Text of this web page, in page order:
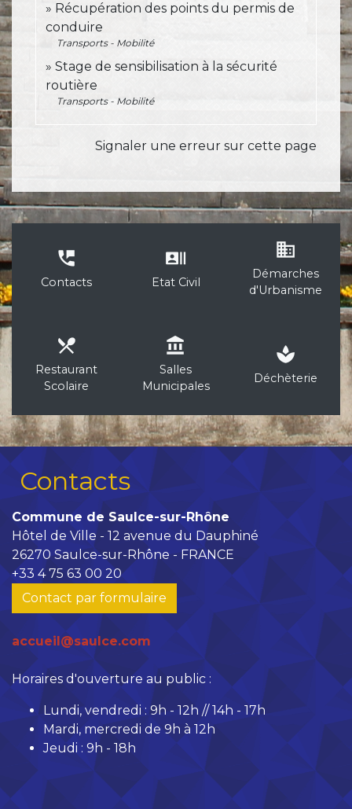
Récupération des points du permis de
conduire
Transports - Mobilité
Stage de sensibilisation à la sécurité
routière
Transports - Mobilité
Signaler une erreur sur cette page
perm_phone_msg
Contacts
recent_actors
Etat Civil
business
Démarches
d'Urbanisme
local_dining
Restaurant
Scolaire
account_balance
Salles
Municipales
spa
Déchèterie
Contacts
Commune de Saulce-sur-Rhône
Hôtel de Ville - 12 avenue du Dauphiné
26270 Saulce-sur-Rhône - FRANCE
+33 4 75 63 00 20
Contact par formulaire
accueil@saulce.com
Horaires d'ouverture au public :
Lundi, vendredi : 9h - 12h // 14h - 17h
Mardi, mercredi de 9h à 12h
Jeudi : 9h - 18h